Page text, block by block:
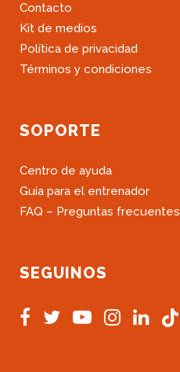
Contacto
Kit de medios
Política de privacidad
Términos y condiciones
SOPORTE
Centro de ayuda
Guía para el entrenador
FAQ – Preguntas frecuentes
SEGUINOS